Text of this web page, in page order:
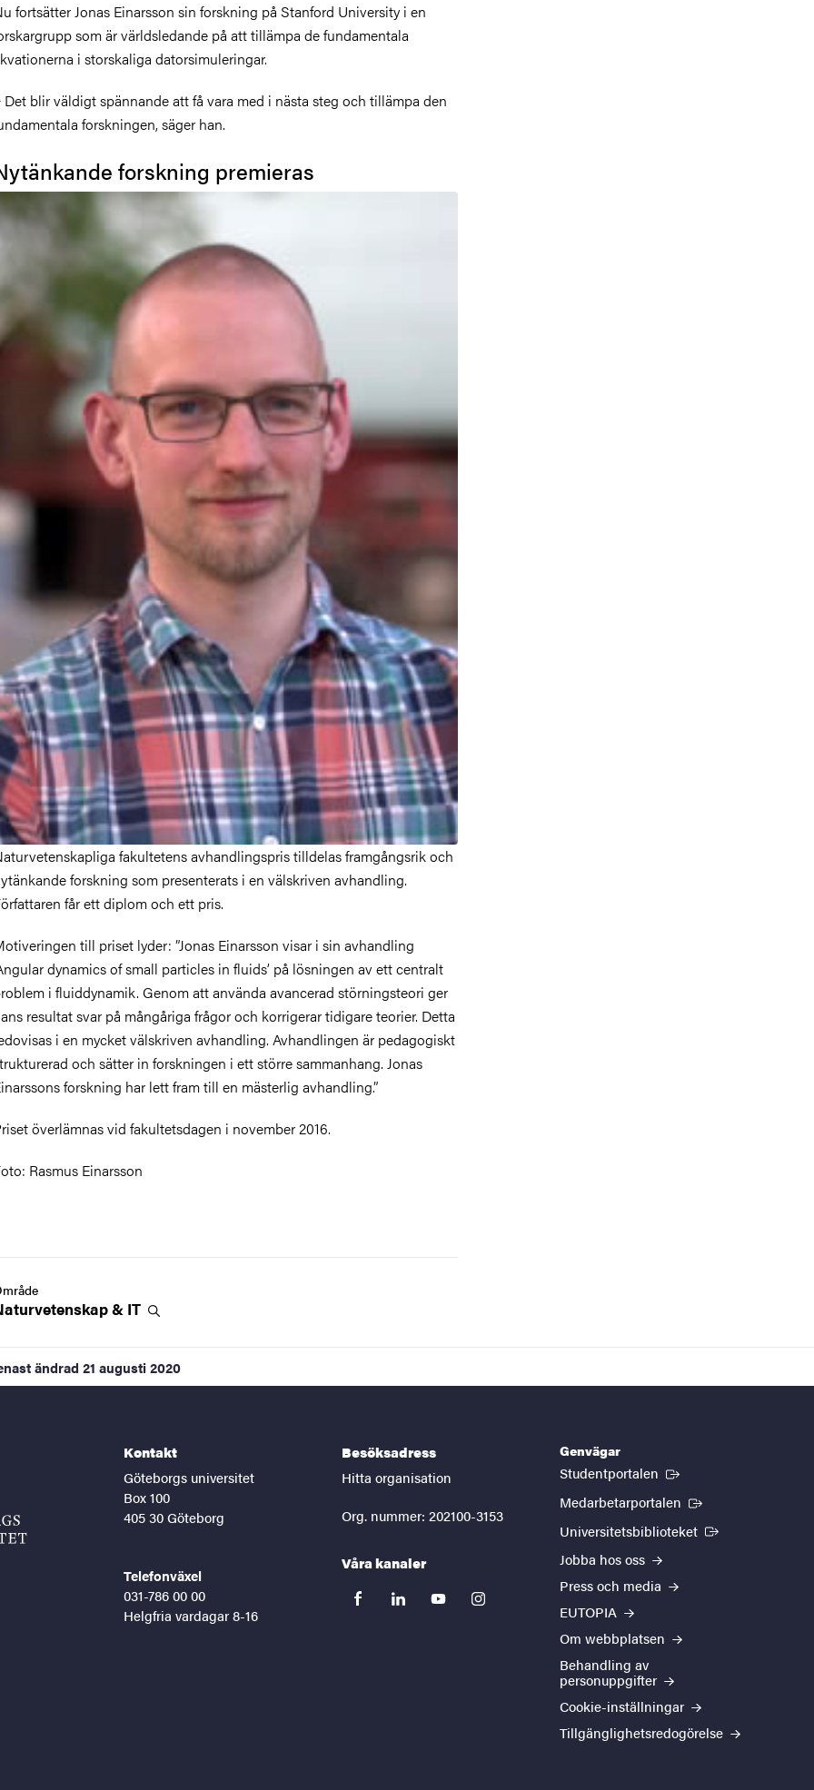
fortsätter Jonas Einarsson sin forskning på Stanford University i en
som är världsledande på att tillämpa de fundamentala
i storskaliga datorsimuleringar.
Det blir väldigt spännande att få vara med i nästa steg och tillämpa den
forskningen, säger han.
forskning premieras
fakultetens avhandlingspris tilldelas framgångsrik och
forskning som presenterats i en välskriven avhandling.
får ett diplom och ett pris.
till priset lyder: ”Jonas Einarsson visar i sin avhandling
dynamics of small particles in fluids’ på lösningen av ett centralt
i fluiddynamik. Genom att använda avancerad störningsteori ger
resultat svar på mångåriga frågor och korrigerar tidigare teorier. Detta
i en mycket välskriven avhandling. Avhandlingen är pedagogiskt
och sätter in forskningen i ett större sammanhang. Jonas
forskning har lett fram till en mästerlig avhandling.”
överlämnas vid fakultetsdagen i november 2016.
Rasmus Einarsson
& IT
ändrad 21 augusti 2020
Kontakt
Göteborgs universitet
Box 100
405 30 Göteborg
Telefonväxel
031-786 00 00
Helgfria vardagar 8-16
Besöksadress
Hitta organisation
Org. nummer: 202100-3153
Våra kanaler
facebooklinkedinyoutubeinstagram
Genvägar
Studentportalen (Extern länk)
Medarbetarportalen (Extern länk)
Universitetsbiblioteket (Extern länk)
Jobba hos oss
Press och media
EUTOPIA
Om webbplatsen
Behandling av
personuppgifter
Cookie-inställningar
Tillgänglighetsredogörelse